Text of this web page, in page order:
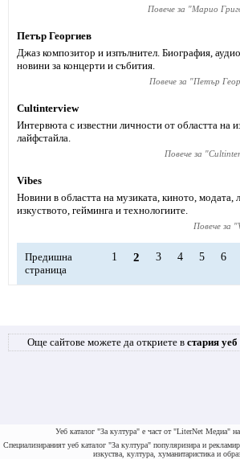
Повече за "Марио
Петър Георгиев
Джаз композитор и изпълнител. Биография,
новини за концерти и събития.
Повече за "Петър
Cultinterview
Интервюта с известни личности от областта на
лайфстайла.
Повече за "
Vibes
Новини в областта на музиката, киното, модата,
изкуството, гейминга и технологиите.
Повече за "
Предишна
страница
1 2 3 4 5 6
Още сайтове можете да откриете в стария
Уеб каталог "За култура" е част от "LiterNet
Специализираният уеб каталог "За култура" популяризира и
изкуства, култура, хуманитаристика и